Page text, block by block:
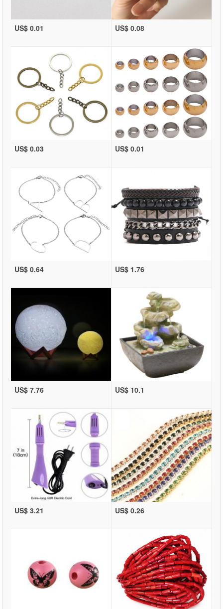
US$ 0.01 US$ 0.08
US$ 0.03 US$ 0.01
US$ 0.64 US$ 1.76
US$ 7.76 US$ 10.1
US$ 3.21 US$ 0.26